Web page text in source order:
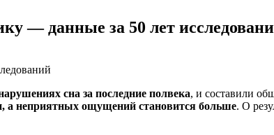
— данные за 50 лет
сна за последние полвека, и составили
а неприятных ощущений становится больше. О